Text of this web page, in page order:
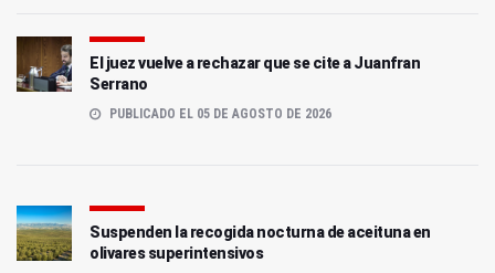
El juez vuelve a rechazar que se cite a Juanfran
Serrano
PUBLICADO EL 05 DE AGOSTO DE 2026
Suspenden la recogida nocturna de aceituna en
olivares superintensivos